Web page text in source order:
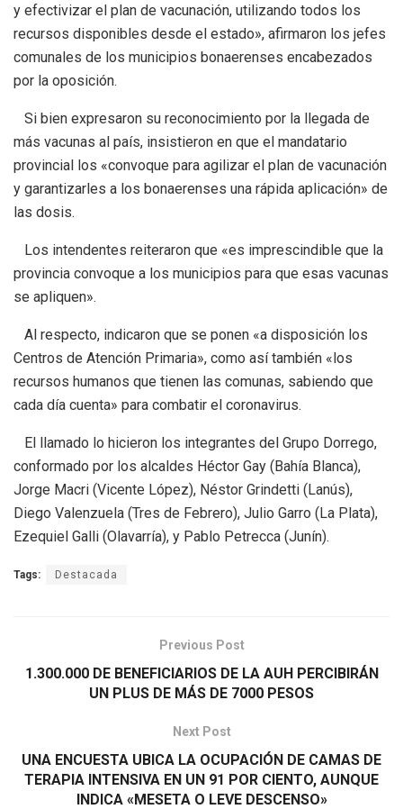
y efectivizar el plan de vacunación, utilizando todos los
recursos disponibles desde el estado», afirmaron los jefes
comunales de los municipios bonaerenses encabezados
por la oposición.
Si bien expresaron su reconocimiento por la llegada de
más vacunas al país, insistieron en que el mandatario
provincial los «convoque para agilizar el plan de vacunación
y garantizarles a los bonaerenses una rápida aplicación» de
las dosis.
Los intendentes reiteraron que «es imprescindible que la
provincia convoque a los municipios para que esas vacunas
se apliquen».
Al respecto, indicaron que se ponen «a disposición los
Centros de Atención Primaria», como así también «los
recursos humanos que tienen las comunas, sabiendo que
cada día cuenta» para combatir el coronavirus.
El llamado lo hicieron los integrantes del Grupo Dorrego,
conformado por los alcaldes Héctor Gay (Bahía Blanca),
Jorge Macri (Vicente López), Néstor Grindetti (Lanús),
Diego Valenzuela (Tres de Febrero), Julio Garro (La Plata),
Ezequiel Galli (Olavarría), y Pablo Petrecca (Junín).
Tags: Destacada
Previous Post
1.300.000 DE BENEFICIARIOS DE LA AUH PERCIBIRÁN
UN PLUS DE MÁS DE 7000 PESOS
Next Post
UNA ENCUESTA UBICA LA OCUPACIÓN DE CAMAS DE
TERAPIA INTENSIVA EN UN 91 POR CIENTO, AUNQUE
INDICA «MESETA O LEVE DESCENSO»